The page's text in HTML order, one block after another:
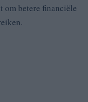
om betere financiële